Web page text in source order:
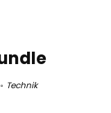
Technik